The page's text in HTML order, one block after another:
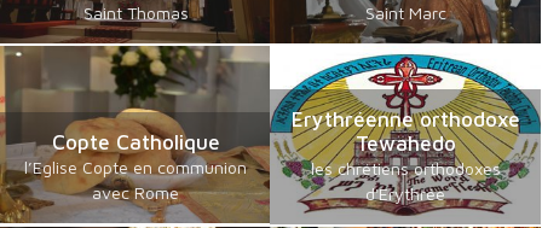
Saint Thomas
Saint Marc
Copte Catholique
l’Eglise Copte en communion
avec Rome
Erythréenne orthodoxe
Tewahedo
les chrétiens orthodoxes
d'Erythrée